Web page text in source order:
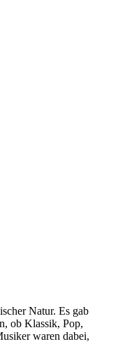
Natur. Es gab
ob Klassik, Pop,
waren dabei,